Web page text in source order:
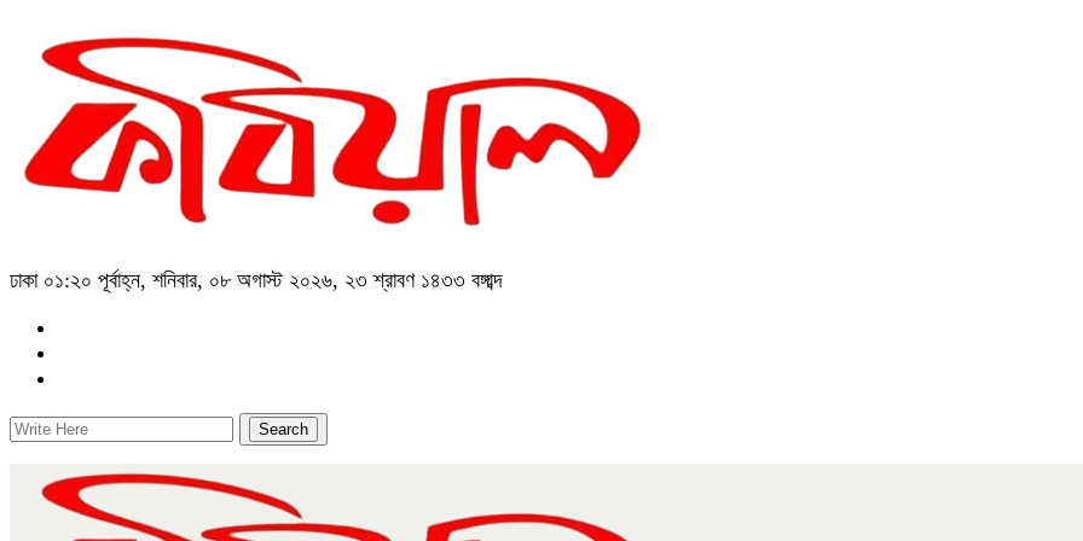
ঢাকা ০১:২০ পূর্বাহ্ন, শনিবার, ০৮ অগাস্ট ২০২৬, ২৩ শ্রাবণ ১৪৩৩ বঙ্গাব্দ